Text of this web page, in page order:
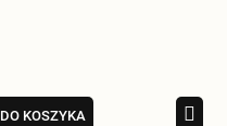
DO KOSZYKA